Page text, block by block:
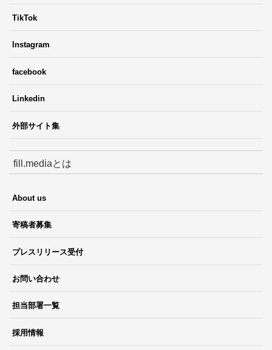
TikTok
Instagram
facebook
Linkedin
外部サイト集
fill.mediaとは
About us
寄稿者募集
プレスリリース受付
お問い合わせ
担当部署一覧
採用情報